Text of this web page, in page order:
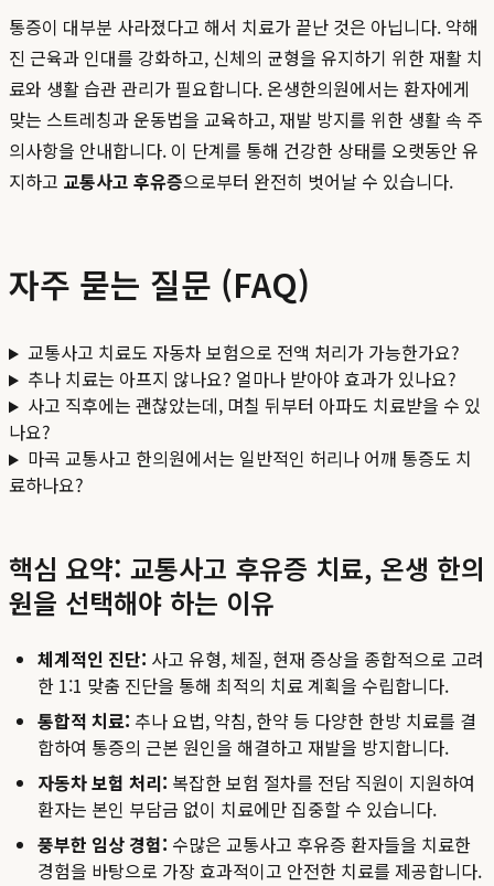
통증이 대부분 사라졌다고 해서 치료가 끝난 것은 아닙니다. 약해
진 근육과 인대를 강화하고, 신체의 균형을 유지하기 위한 재활 치
료와 생활 습관 관리가 필요합니다. 온생한의원에서는 환자에게
맞는 스트레칭과 운동법을 교육하고, 재발 방지를 위한 생활 속 주
의사항을 안내합니다. 이 단계를 통해 건강한 상태를 오랫동안 유
지하고 교통사고 후유증으로부터 완전히 벗어날 수 있습니다.
자주 묻는 질문 (FAQ)
교통사고 치료도 자동차 보험으로 전액 처리가 가능한가요?
추나 치료는 아프지 않나요? 얼마나 받아야 효과가 있나요?
사고 직후에는 괜찮았는데, 며칠 뒤부터 아파도 치료받을 수 있
나요?
마곡 교통사고 한의원에서는 일반적인 허리나 어깨 통증도 치
료하나요?
핵심 요약: 교통사고 후유증 치료, 온생 한의
원을 선택해야 하는 이유
체계적인 진단: 사고 유형, 체질, 현재 증상을 종합적으로 고려
한 1:1 맞춤 진단을 통해 최적의 치료 계획을 수립합니다.
통합적 치료: 추나 요법, 약침, 한약 등 다양한 한방 치료를 결
합하여 통증의 근본 원인을 해결하고 재발을 방지합니다.
자동차 보험 처리: 복잡한 보험 절차를 전담 직원이 지원하여
환자는 본인 부담금 없이 치료에만 집중할 수 있습니다.
풍부한 임상 경험: 수많은 교통사고 후유증 환자들을 치료한
경험을 바탕으로 가장 효과적이고 안전한 치료를 제공합니다.